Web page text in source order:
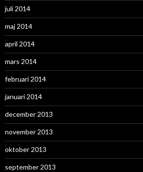
juli 2014
maj 2014
april 2014
mars 2014
februari 2014
januari 2014
december 2013
november 2013
oktober 2013
september 2013